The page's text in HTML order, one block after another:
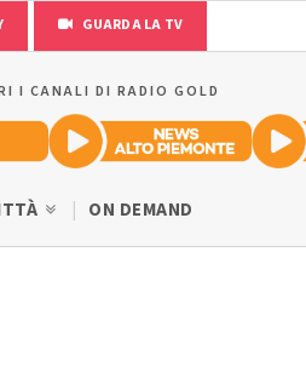
GUARDA LA TV
I CANALI DI RADIO GOLD
ON DEMAND